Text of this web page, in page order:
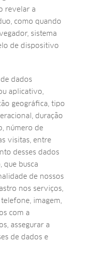
revelar a
como quando
sistema
de dispositivo
dados
aplicativo,
geográfica, tipo
duração
número de
visitas, entre
desses dados
que busca
de nossos
nos serviços,
imagem,
com a
assegurar a
de dados e